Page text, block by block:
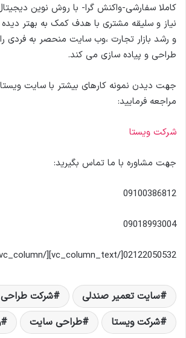
کاملا سفارشی-واکنش گرا- با روش نوین
نیاز و سلیقه مشتری با هدف کمک به بهتر
و رشد بازار تجارت ،وب سایت منحصر به فردی
طراحی و پیاده سازی می کند.
جهت دیدن نمونه کارهای بیشتر با سایت
مراجعه فرمایید:
شرکت ویستا
جهت مشاوره با ما تماس بگیرید:
09100386812
09018993004
02122050532[/vc_column_text][/vc_column][/vc_row]
سایت تعمیر صندلی
شرکت
شرکت ویستا
طراحی سایت